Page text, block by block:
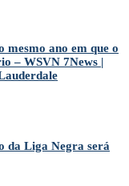
mesmo ano em que o
– WSVN 7News |
da Liga Negra será